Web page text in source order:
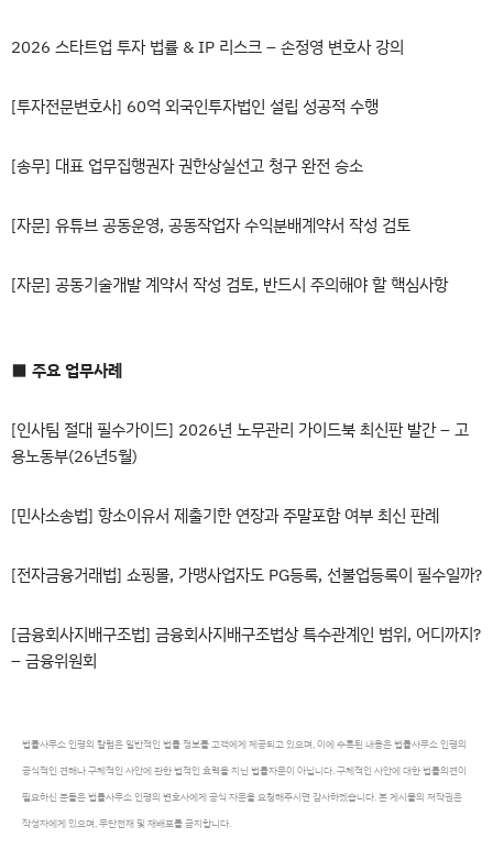
2026 스타트업 투자 법률 & IP 리스크 – 손정영 변호사 강의
[투자전문변호사] 60억 외국인투자법인 설립 성공적 수행
[송무] 대표 업무집행권자 권한상실선고 청구 완전 승소
[자문] 유튜브 공동운영, 공동작업자 수익분배계약서 작성 검토
[자문] 공동기술개발 계약서 작성 검토, 반드시 주의해야 할 핵심사항
■ 주요 업무사례
[인사팀 절대 필수가이드] 2026년 노무관리 가이드북 최신판 발간 – 고
용노동부(26년5월)
[민사소송법] 항소이유서 제출기한 연장과 주말포함 여부 최신 판례
[전자금융거래법] 쇼핑몰, 가맹사업자도 PG등록, 선불업등록이 필수일까?
[금융회사지배구조법] 금융회사지배구조법상 특수관계인 범위, 어디까지?
– 금융위원회
법률사무소 인평의 칼럼은 일반적인 법률 정보를 고객에게 제공되고 있으며, 이에 수록된 내용은 법률사무소 인평의
공식적인 견해나 구체적인 사안에 관한 법적인 효력을 지닌 법률자문이 아닙니다. 구체적인 사안에 대한 법률의견이
필요하신 분들은 법률사무소 인평의 변호사에게 공식 자문을 요청해주시면 감사하겠습니다. 본 게시물의 저작권은
작성자에게 있으며, 무단전재 및 재배포를 금지합니다.